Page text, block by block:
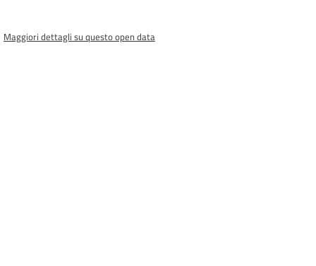
Maggiori dettagli su questo open data